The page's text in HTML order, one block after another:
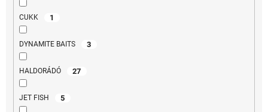
CUKK 1
DYNAMITE BAITS 3
HALDORÁDÓ 27
JET FISH 5